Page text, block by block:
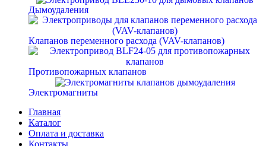
Дымоудаления
Клапанов переменного расхода (VAV-клапанов)
Противопожарных клапанов
Электромагниты
Главная
Каталог
Оплата и доставка
Контакты